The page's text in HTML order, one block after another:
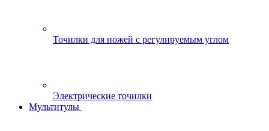
Точилки для ножей с регулируемым углом
Электрические точилки
Мультитулы